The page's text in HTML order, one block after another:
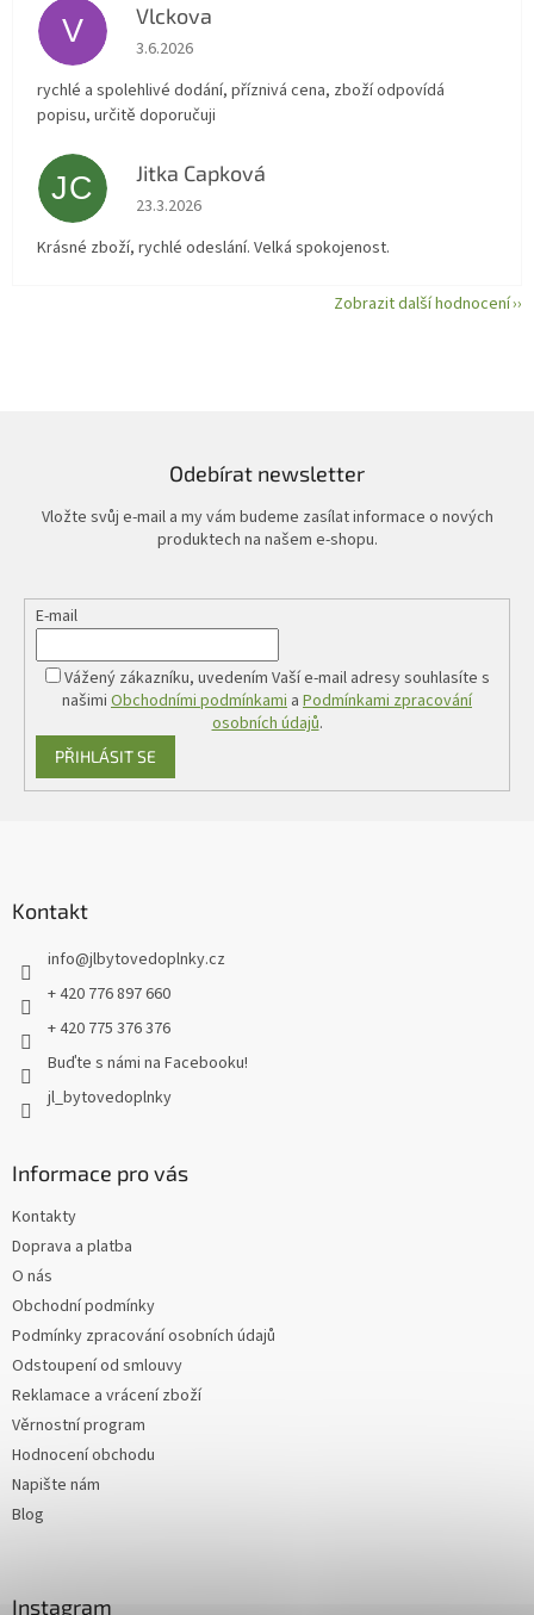
V Vlckova
Hodnocení obchodu je 5 z 5 hvězdiček.
3.6.2026
rychlé a spolehlivé dodání, příznivá cena, zboží odpovídá
popisu, určitě doporučuji
JC Jitka Capková
Hodnocení obchodu je 5 z 5 hvězdiček.
23.3.2026
Krásné zboží, rychlé odeslání. Velká spokojenost.
Zobrazit další hodnocení
Odebírat newsletter
Vložte svůj e-mail a my vám budeme zasílat informace o nových
produktech na našem e-shopu.
E-mail
Vážený zákazníku, uvedením Vaší e-mail adresy souhlasíte s
našimi Obchodními podmínkami a Podmínkami zpracování
osobních údajů.
PŘIHLÁSIT SE
Kontakt
info@jlbytovedoplnky.cz
+ 420 776 897 660
+ 420 775 376 376
Buďte s námi na Facebooku!
jl_bytovedoplnky
Informace pro vás
Kontakty
Doprava a platba
O nás
Obchodní podmínky
Podmínky zpracování osobních údajů
Odstoupení od smlouvy
Reklamace a vrácení zboží
Věrnostní program
Hodnocení obchodu
Napište nám
Blog
Instagram